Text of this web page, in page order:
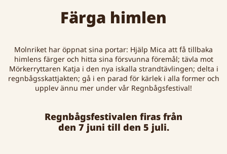
Färga himlen
Molnriket har öppnat sina portar: Hjälp Mica att få tillbaka
himlens färger och hitta sina försvunna föremål; tävla mot
Mörkerryttaren Katja i den nya iskalla strandtävlingen; delta i
regnbågsskattjakten; gå i en parad för kärlek i alla former och
upplev ännu mer under vår Regnbågsfestival!
Regnbågsfestivalen firas från
den 7 juni till den 5 juli.